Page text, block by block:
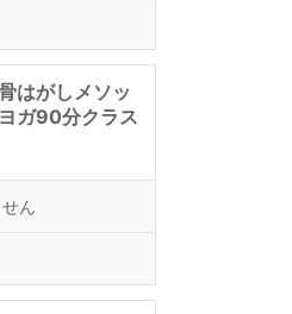
はがしメソッ
ガ90分クラス
ん